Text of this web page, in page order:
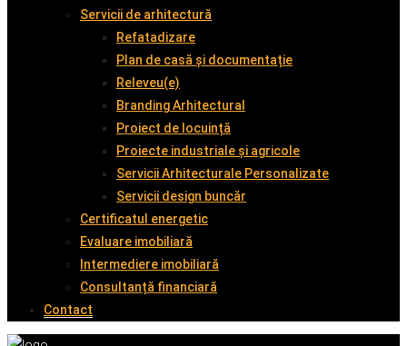
Servicii de arhitectură
Refatadizare
Plan de casă și documentație
Releveu(e)
Branding Arhitectural
Proiect de locuință
Proiecte industriale și agricole
Servicii Arhitecturale Personalizate
Servicii design buncăr
Certificatul energetic
Evaluare imobiliară
Intermediere imobiliară
Consultanță financiară
Contact